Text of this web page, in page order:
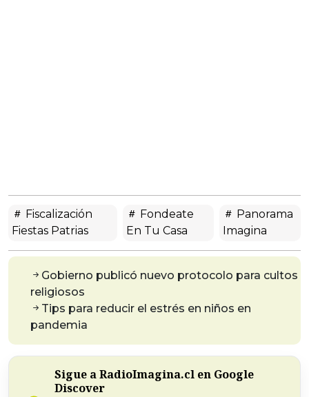
Fiscalización
Fiestas Patrias
Fondeate
En Tu Casa
Panorama
Imagina
Gobierno publicó nuevo protocolo para cultos
religiosos
Tips para reducir el estrés en niños en
pandemia
Sigue a RadioImagina.cl en Google
Discover